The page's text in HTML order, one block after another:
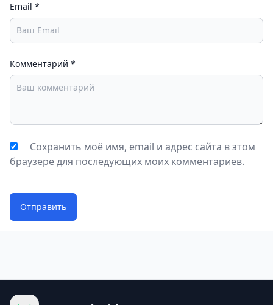
Email *
Комментарий *
Сохранить моё имя, email и адрес сайта в этом
браузере для последующих моих комментариев.
Отправить